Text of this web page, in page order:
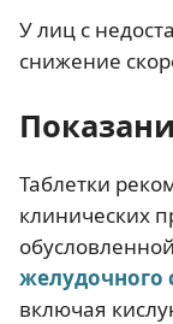
У лиц с
снижение
Таблетки
клинических
обусловленной
желудочного
включая